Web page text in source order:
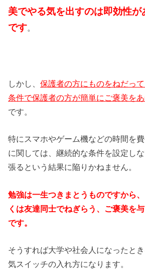
美でやる気を出すのは即効性が
です。
しかし、保護者の方にものをねだっ
条件で保護者の方が簡単にご褒美を
です。
特にスマホやゲーム機などの時間を
に関しては、継続的な条件を設定し
張るという結果に陥りかねません。
勉強は一生つきまとうものですから
くは友達同士でねぎらう、ご褒美を
です。
そうすれば大学や社会人になったと
気スイッチの入れ方になります。